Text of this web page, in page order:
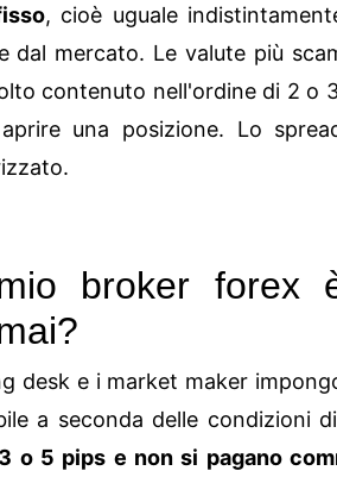
, cioè uguale
dal mercato. Le valute più
contenuto nell'ordine di 2 o
una posizione. Lo
broker forex
desk e i market maker
a seconda delle condizioni
o 5 pips e non si pagano